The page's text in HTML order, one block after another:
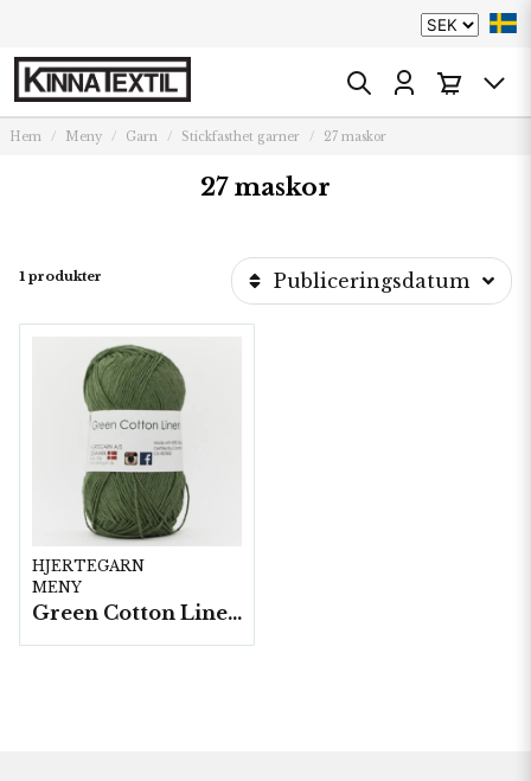
Hem Meny Garn Stickfasthet garner 27 maskor
27 maskor
1 produkter Publiceringsdatum
HJERTEGARN
MENY
Green Cotton Linen - 10 nystan á 50g./fp.